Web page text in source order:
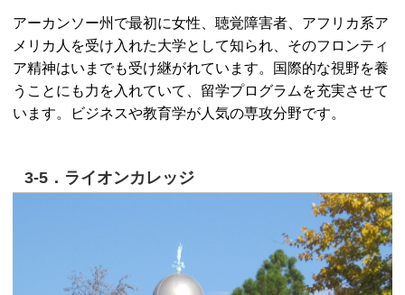
アーカンソー州で最初に女性、聴覚障害者、アフリカ系ア
メリカ人を受け入れた大学として知られ、そのフロンティ
ア精神はいまでも受け継がれています。国際的な視野を養
うことにも力を入れていて、留学プログラムを充実させて
います。ビジネスや教育学が人気の専攻分野です。
3-5．ライオンカレッジ